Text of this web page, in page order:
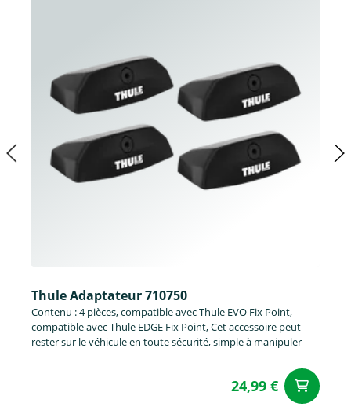
Thule Adaptateur 710750
Contenu : 4 pièces, compatible avec Thule EVO Fix Point,
compatible avec Thule EDGE Fix Point, Cet accessoire peut
rester sur le véhicule en toute sécurité, simple à manipuler
24,99 €